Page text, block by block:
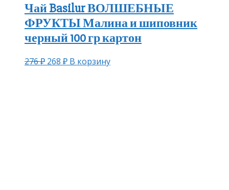
Чай Basilur ВОЛШЕБНЫЕ
ФРУКТЫ Малина и шиповник
черный 100 гр картон
276₽ 268 ₽ В корзину